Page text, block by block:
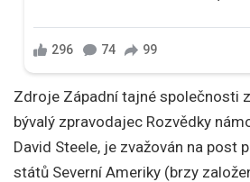
Zdroje Západní tajné společnosti
bývalý zpravodajec Rozvědky
David Steele, je zvažován na post
států Severní Ameriky (brzy